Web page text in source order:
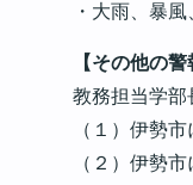
・大雨、暴
【その他の
教務担当学部
（１）伊勢
（２）伊勢